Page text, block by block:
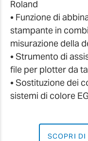
Roland
• Funzione di
stampante in
misurazione della
• Strumento di
file per plotter da
• Sostituzione dei
sistemi di colore
SCOPRI DI